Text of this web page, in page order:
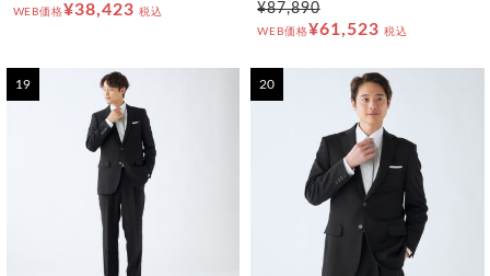
WEB価格¥38,423 税込 ¥87,890
WEB価格¥61,523 税込
19 20